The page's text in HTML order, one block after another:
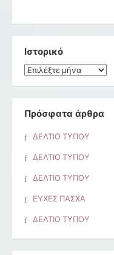
Ιστορικό
Ιστορικό
Πρόσφατα άρθρα
ΔΕΛΤΙΟ ΤΥΠΟΥ
ΔΕΛΤΙΟ ΤΥΠΟΥ
ΔΕΛΤΙΟ ΤΥΠΟΥ
ΕΥΧΕΣ ΠΑΣΧΑ
ΔΕΛΤΙΟ ΤΥΠΟΥ